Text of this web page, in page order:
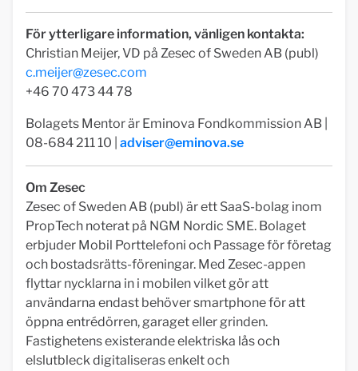
För ytterligare information, vänligen kontakta:
Christian Meijer, VD på Zesec of Sweden AB (publ)
c.meijer@zesec.com
+46 70 473 44 78
Bolagets Mentor är Eminova Fondkommission AB |
08-684 211 10 | adviser@eminova.se
Om Zesec
Zesec of Sweden AB (publ) är ett SaaS-bolag inom
PropTech noterat på NGM Nordic SME. Bolaget
erbjuder Mobil Porttelefoni och Passage för företag
och bostadsrätts-föreningar. Med Zesec-appen
flyttar nycklarna in i mobilen vilket gör att
användarna endast behöver smartphone för att
öppna entrédörren, garaget eller grinden.
Fastighetens existerande elektriska lås och
elslutbleck digitaliseras enkelt och